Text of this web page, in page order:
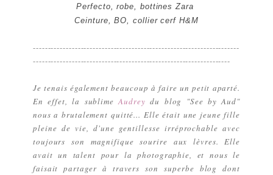
Perfecto, robe, bottines Zara
Ceinture, BO, collier cerf H&M
---------------------------------------------------------------------
------------------------------------------------------------------
Je tenais également beaucoup à faire un petit aparté.
En effet, la sublimeAudrey du blog "See by Aud"
nous a brutalement quitté... Elle était une jeune fille
pleine de vie, d'une gentillesse irréprochable avec
toujours son magnifique sourire aux lèvres. Elle
avait un talent pour la photographie, et nous le
faisait partager à travers son superbe blog dont